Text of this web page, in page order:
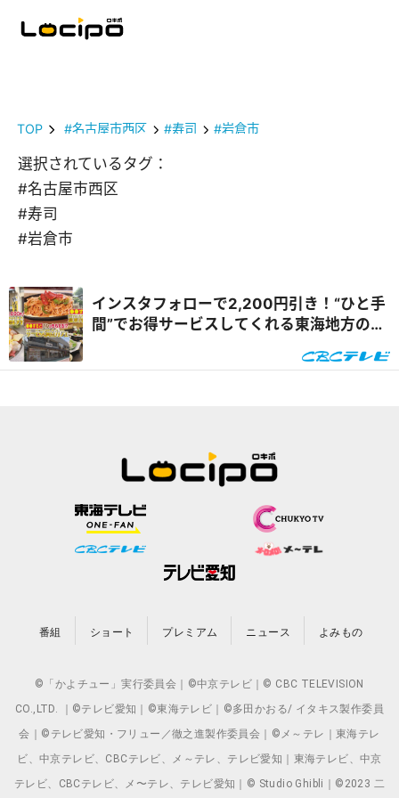
TOP #名古屋市西区 #寿司 #岩倉市
選択されているタグ：
#名古屋市西区
#寿司
#岩倉市
インスタフォローで2,200円引き！“ひと手
間”でお得サービスしてくれる東海地方のグ
ムズ』
番組 ショート プレミアム ニュース よみもの
©「かよチュー」実行委員会｜©中京テレビ｜© CBC TELEVISION
CO.,LTD. ｜©テレビ愛知｜©東海テレビ｜©多田かおる/ イタキス製作委員
会｜©テレビ愛知・フリュー／徹之進製作委員会｜©メ～テレ｜東海テレ
ビ、中京テレビ、CBCテレビ、メ～テレ、テレビ愛知｜東海テレビ、中京
テレビ、CBCテレビ、メ〜テレ、テレビ愛知｜© Studio Ghibli｜©2023 二